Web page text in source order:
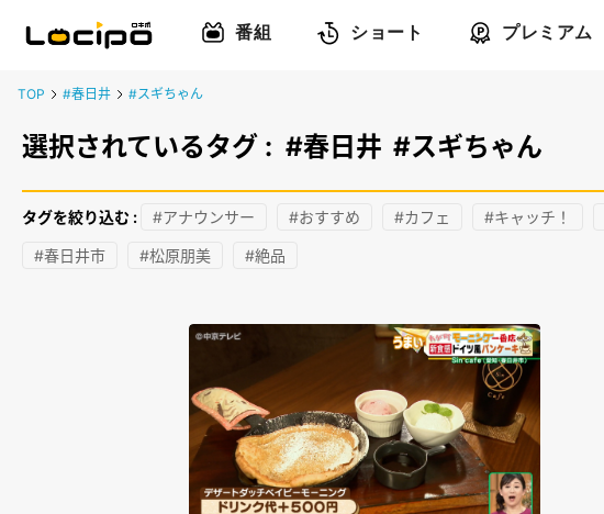
番組 ショート プレミアム
TOP #春日井 #スギちゃん
選択されているタグ : #春日井 #スギちゃん
タグを絞り込む : #アナウンサー #おすすめ #カフェ #キャッチ！
#春日井市 #松原朋美 #絶品